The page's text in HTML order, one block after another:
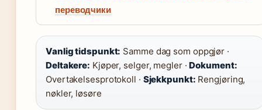
переводчики
Vanlig tidspunkt: Samme dag som oppgjør ·
Deltakere: Kjøper, selger, megler ·Dokument:
Overtakelsesprotokoll · Sjekkpunkt: Rengjøring,
nøkler, løsøre